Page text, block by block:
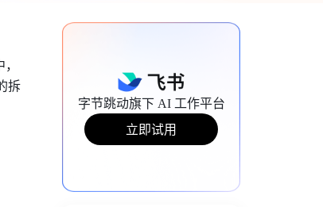
拆
字节跳动旗下 AI 工作平台
立即试用